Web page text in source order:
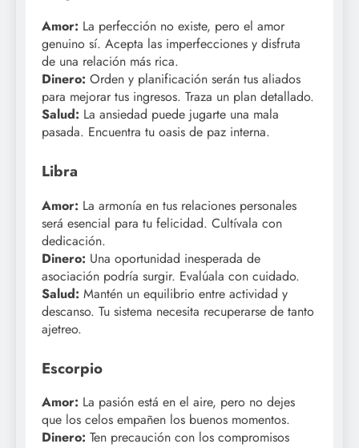
Amor: La perfección no existe, pero el amor
genuino sí. Acepta las imperfecciones y disfruta
de una relación más rica.
Dinero: Orden y planificación serán tus aliados
para mejorar tus ingresos. Traza un plan detallado.
Salud: La ansiedad puede jugarte una mala
pasada. Encuentra tu oasis de paz interna.
Libra
Amor: La armonía en tus relaciones personales
será esencial para tu felicidad. Cultívala con
dedicación.
Dinero: Una oportunidad inesperada de
asociación podría surgir. Evalúala con cuidado.
Salud: Mantén un equilibrio entre actividad y
descanso. Tu sistema necesita recuperarse de tanto
ajetreo.
Escorpio
Amor: La pasión está en el aire, pero no dejes
que los celos empañen los buenos momentos.
Dinero: Ten precaución con los compromisos